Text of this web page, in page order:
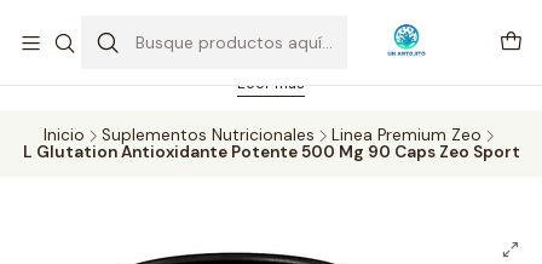
Feriado 21-05-2026 atención hasta las 14 hrs. Envío GRATIS mismo
día solo área Metropolitana Santiago por compras desde CLP 39.900.
Pedidos hasta 16 hrs., sábados y domingos hasta 14 hrs.
Leer más
Inicio Suplementos Nutricionales
Linea Premium Zeo
L Glutation Antioxidante Potente 500 Mg 90 Caps Zeo Sport